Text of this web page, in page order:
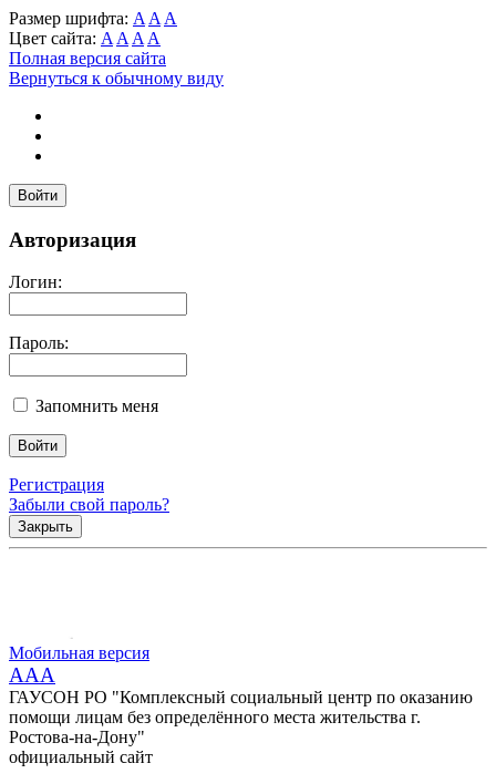
Размер шрифта: A A A
Цвет сайта: A A A A
Полная версия сайта
Вернуться к обычному виду
Войти
Авторизация
Логин:
Пароль:
Запомнить меня
Регистрация
Забыли свой пароль?
Закрыть
Мобильная версия
AAA
ГАУСОН РО "Комплексный социальный центр по оказанию
помощи лицам без определённого места жительства г.
Ростова-на-Дону"
официальный сайт